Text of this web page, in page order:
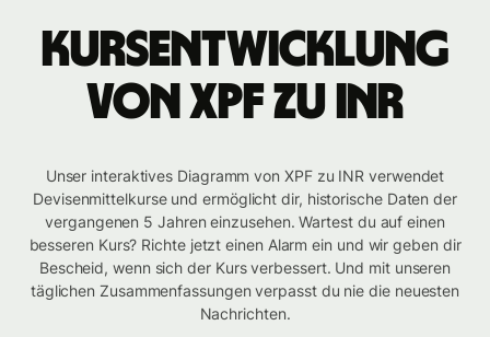
Kursentwicklung
von XPF zu INR
Unser interaktives Diagramm von XPF zu INR verwendet
Devisenmittelkurse und ermöglicht dir, historische Daten der
vergangenen 5 Jahren einzusehen. Wartest du auf einen
besseren Kurs? Richte jetzt einen Alarm ein und wir geben dir
Bescheid, wenn sich der Kurs verbessert. Und mit unseren
täglichen Zusammenfassungen verpasst du nie die neuesten
Nachrichten.